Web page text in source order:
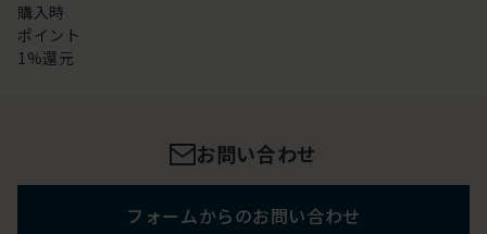
購入時
ポイント
1%還元
お問い合わせ
フォームからのお問い合わせ